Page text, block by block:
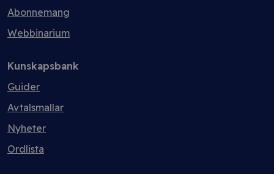
Abonnemang
Webbinarium
Kunskapsbank
Guider
Avtalsmallar
Nyheter
Ordlista